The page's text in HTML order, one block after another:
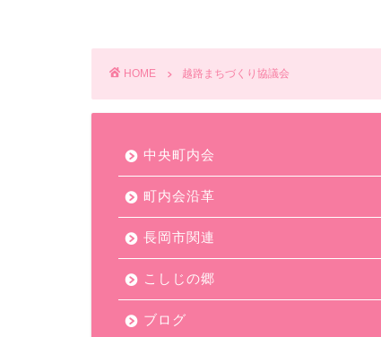
HOME 越路まちづくり協議会
中央町内会
町内会沿革
長岡市関連
こしじの郷
ブログ